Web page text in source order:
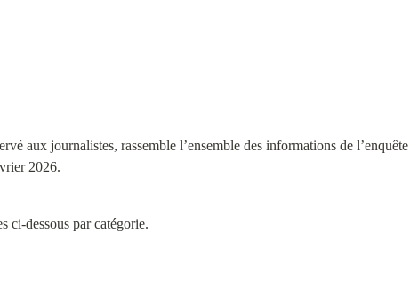
aux journalistes, rassemble l’ensemble des informations de
2026.
ci-dessous par catégorie.